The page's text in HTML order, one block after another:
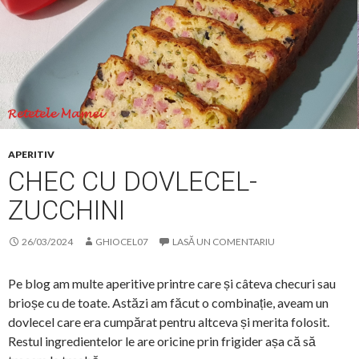
APERITIV
CHEC CU DOVLECEL-
ZUCCHINI
26/03/2024 GHIOCEL07 LASĂ UN COMENTARIU
Pe blog am multe aperitive printre care și câteva checuri sau
brioșe cu de toate. Astăzi am făcut o combinație, aveam un
dovlecel care era cumpărat pentru altceva și merita folosit.
Restul ingredientelor le are oricine prin frigider așa că să